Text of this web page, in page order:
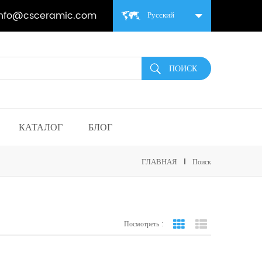
Русский
КАТАЛОГ БЛОГ
ГЛАВНАЯ Поиск
Посмотреть : вид сетки